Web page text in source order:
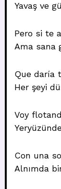
Yavaş ve
Pero si te
Ama sana
Que daría
Her şeyi
Voy
Con una
Alnımda